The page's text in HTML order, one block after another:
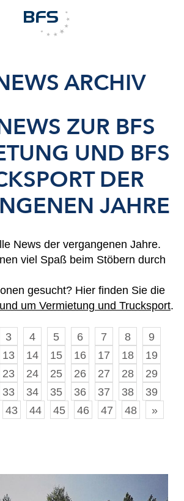
ARCHIV
ZUR BFS
UND BFS
DER
JAHRE
News der vergangenen Jahre.
viel Spaß beim Stöbern durch
gesucht? Hier finden Sie die
um Vermietung und Trucksport.
3 4 5 6 7 8
9
13 14 15 16 17 18
19
23 24 25 26 27 28
29
33 34 35 36 37 38
39
43 44 45 46 47 48 »